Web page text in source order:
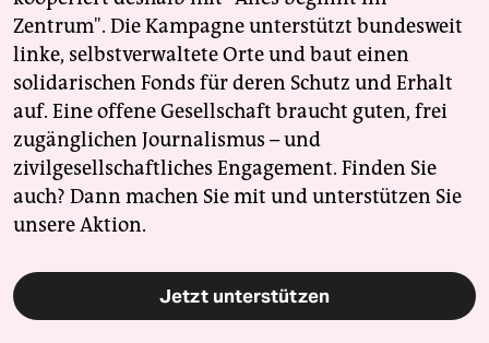
Zentrum". Die Kampagne unterstützt bundesweit
linke, selbstverwaltete Orte und baut einen
solidarischen Fonds für deren Schutz und Erhalt
auf. Eine offene Gesellschaft braucht guten, frei
zugänglichen Journalismus – und
zivilgesellschaftliches Engagement. Finden Sie
auch? Dann machen Sie mit und unterstützen Sie
unsere Aktion.
Jetzt unterstützen